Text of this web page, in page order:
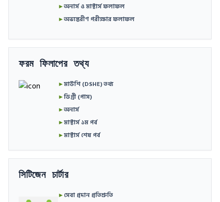
►অনার্স ও মাস্টার্স ফলাফল
►অভ্যন্তরীণ পরীক্ষার ফলাফল
ফরম ফিলাপের তথ্য
►মাউশি (DSHE) তথ্য
►ডিগ্রী (পাস)
►অনার্স
►মাস্টার্স ১ম পর্ব
►মাস্টার্স শেষ পর্ব
সিটিজেন চার্টার
►সেবা প্রদান প্রতিশ্রুতি